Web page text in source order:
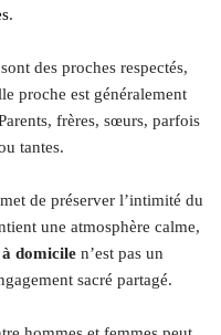
.
des proches respectés,
proche est généralement
frères, sœurs, parfois
tantes.
de préserver l’intimité du
une atmosphère calme,
domicilen’est pas un
sacré partagé.